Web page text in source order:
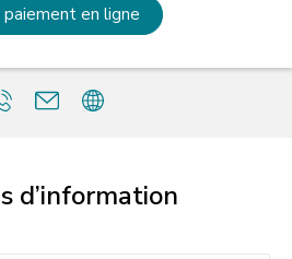
paiement en ligne
d’information